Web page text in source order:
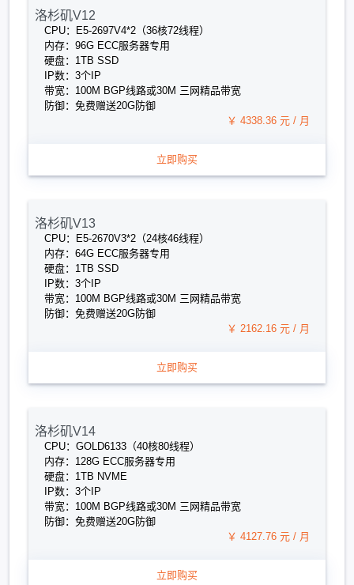
洛杉矶V12
CPU：E5-2697V4*2（36核72线程）
内存：96G ECC服务器专用
硬盘：1TB SSD
IP数：3个IP
带宽：100M BGP线路或30M 三网精品带宽
防御：免费赠送20G防御
￥ 4338.36 元 / 月
立即购买
洛杉矶V13
CPU：E5-2670V3*2（24核46线程）
内存：64G ECC服务器专用
硬盘：1TB SSD
IP数：3个IP
带宽：100M BGP线路或30M 三网精品带宽
防御：免费赠送20G防御
￥ 2162.16 元 / 月
立即购买
洛杉矶V14
CPU：GOLD6133（40核80线程）
内存：128G ECC服务器专用
硬盘：1TB NVME
IP数：3个IP
带宽：100M BGP线路或30M 三网精品带宽
防御：免费赠送20G防御
￥ 4127.76 元 / 月
立即购买